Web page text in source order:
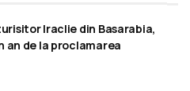
Iraclie din Basarabia,
an de la proclamarea